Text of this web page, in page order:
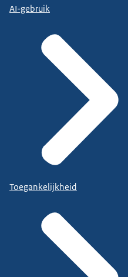
AI-gebruik
Toegankelijkheid